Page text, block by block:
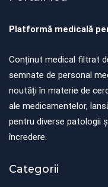
Platformă medicală
Conținut medical filtrat
semnate de personal
noutăți în materie de
ale medicamentelor,
pentru diverse patologii
încredere.
Categorii